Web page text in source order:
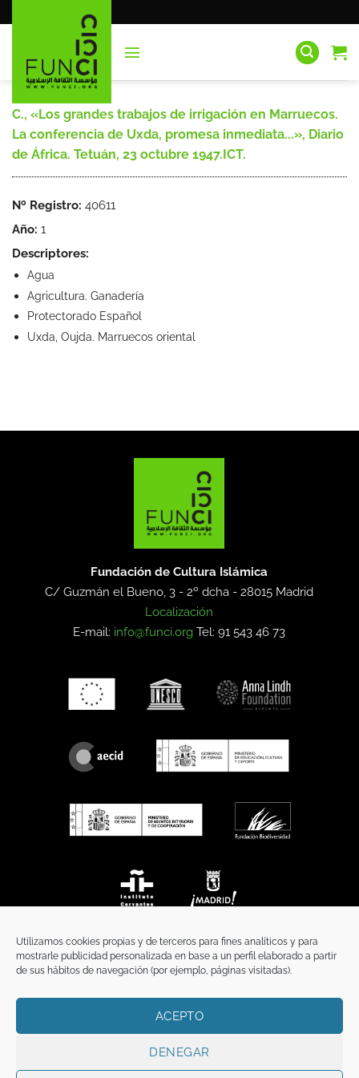
Utilizamos cookies propias y de terceros para fines analíticos y para
mostrarle publicidad personalizada en base a un perfil elaborado a partir
de sus hábitos de navegación (por ejemplo, páginas visitadas).
ACEPTO
DENEGAR
al
C., «Los grandes trabajos de irrigación en Marruecos.
La conferencia de Uxda, promesa inmediata...», Diario
de África. Tetuán, 23 octubre 1947.ICT.
Nº Registro: 40611
Año: 1
Descriptores:
Agua
Agricultura. Ganadería
Protectorado Español
Uxda, Oujda. Marruecos oriental
Fundación de Cultura Islámica
C/ Guzmán el Bueno, 3 - 2º dcha -28015 Madrid
Localización
E-mail: info@funci.org Tel: 91 543 46 73
TÉRMINOS Y CONDICIONES
Copyright 2026 ©FunciFUNCI es titular de los derechos de propiedad